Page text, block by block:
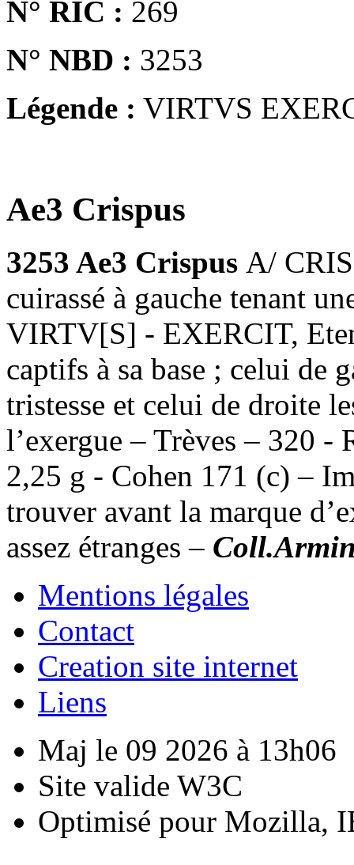
N° RIC : 269
N° NBD : 3253
Légende : VIRTVS
Ae3 Crispus
3253 Ae3 Crispus A/
cuirassé à gauche tenant
VIRTV[S] - EXERCIT,
captifs à sa base ; celui de
tristesse et celui de droite
l’exergue – Trèves – 320
2,25 g - Cohen 171 (c) –
trouver avant la marque
assez étranges –
Mentions légales
Contact
Creation site internet
Liens
Maj le 09 2026 à 13h06
Site valide W3C
Optimisé pour Mozilla,